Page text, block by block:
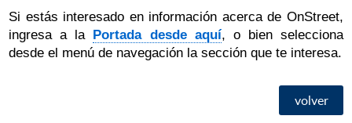
Si estás interesado en información acerca de OnStreet,
ingresa a la
Portada desde aquí, o bien selecciona
desde el menú de navegación la sección que te interesa.
volver